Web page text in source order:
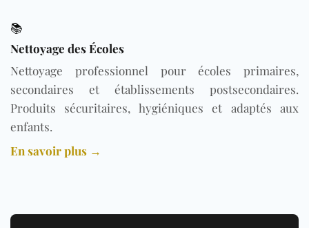
📚
Nettoyage des Écoles
Nettoyage professionnel pour écoles primaires,
secondaires et établissements postsecondaires.
Produits sécuritaires, hygiéniques et adaptés aux
enfants.
En savoir plus →